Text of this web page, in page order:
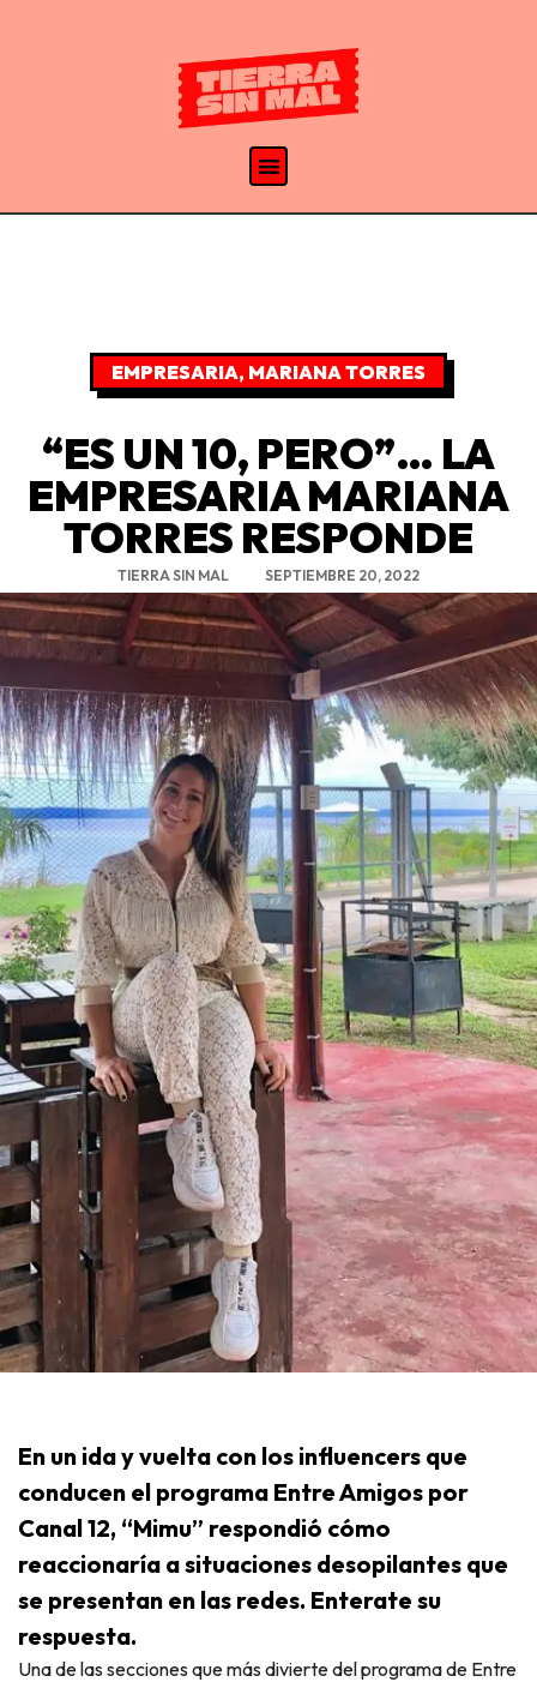
EMPRESARIA, MARIANA TORRES
“ES UN 10, PERO”… LA
EMPRESARIA MARIANA
TORRES RESPONDE
TIERRA SIN MAL SEPTIEMBRE 20, 2022
En un ida y vuelta con los influencers que
conducen el programa Entre Amigos por
Canal 12, “Mimu” respondió cómo
reaccionaría a situaciones desopilantes que
se presentan en las redes. Enterate su
respuesta.
Una de las secciones que más divierte del programa de Entre